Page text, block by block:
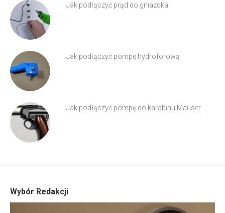
Jak podłączyć prąd do gniazdka
Jak podłączyć pompę hydroforową
Jak podłączyć pompę do karabinu Mauser
Wybór Redakcji